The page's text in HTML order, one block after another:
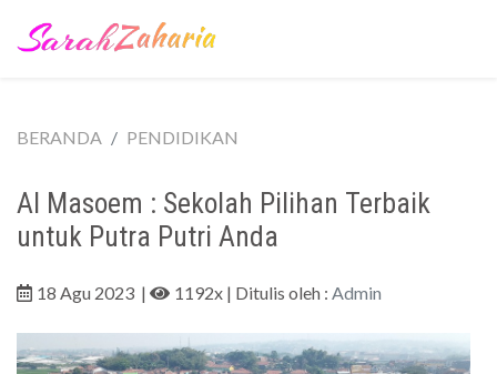
BERANDA PENDIDIKAN
Al Masoem : Sekolah Pilihan Terbaik
untuk Putra Putri Anda
18 Agu 2023 | 1192x | Ditulis oleh : Admin